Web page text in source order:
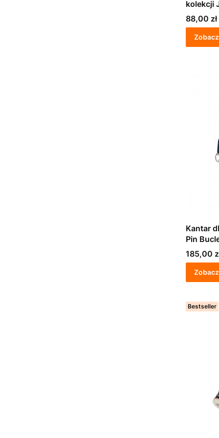
kolekcji
Cena
88,00 zł
Kantar
Cena
185,00
Bestseller